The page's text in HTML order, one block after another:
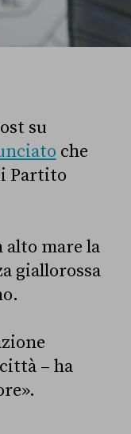
su
che
Partito
mare la
giallorossa
– ha